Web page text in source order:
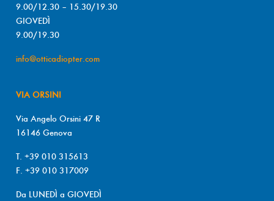
9.00/12.30 – 15.30/19.30
GIOVEDÌ
9.00/19.30
info@otticadiopter.com
VIA ORSINI
Via Angelo Orsini 47 R
16146 Genova
T. +39 010 315613
F. +39 010 317009
Da LUNEDÌ a GIOVEDÌ